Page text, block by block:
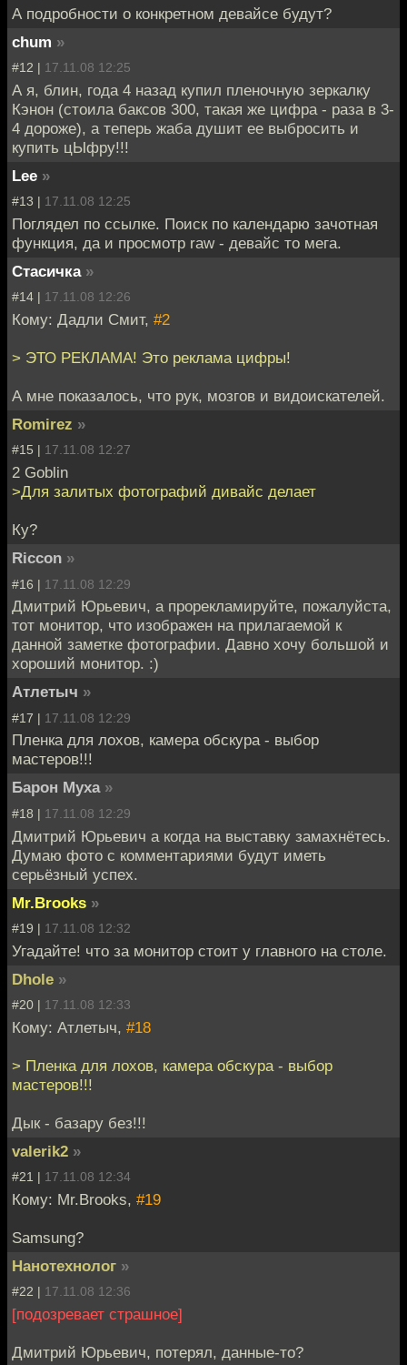
А подробности о конкретном девайсе будут?
chum »
#12 | 17.11.08 12:25
А я, блин, года 4 назад купил пленочную зеркалку
Кэнон (стоила баксов 300, такая же цифра - раза в 3-
4 дороже), а теперь жаба душит ее выбросить и
купить цЫфру!!!
Lee »
#13 | 17.11.08 12:25
Поглядел по ссылке. Поиск по календарю зачотная
функция, да и просмотр raw - девайс то мега.
Стасичка »
#14 | 17.11.08 12:26
Кому: Дадли Смит, #2
> ЭТО РЕКЛАМА! Это реклама цифры!
А мне показалось, что рук, мозгов и видоискателей.
Romirez »
#15 | 17.11.08 12:27
2 Goblin
>Для залитых фотографий дивайс делает
Ку?
Riccon »
#16 | 17.11.08 12:29
Дмитрий Юрьевич, а прорекламируйте, пожалуйста,
тот монитор, что изображен на прилагаемой к
данной заметке фотографии. Давно хочу большой и
хороший монитор. :)
Атлетыч »
#17 | 17.11.08 12:29
Пленка для лохов, камера обскура - выбор
мастеров!!!
Барон Муха »
#18 | 17.11.08 12:29
Дмитрий Юрьевич а когда на выставку замахнётесь.
Думаю фото с комментариями будут иметь
серьёзный успех.
Mr.Brooks »
#19 | 17.11.08 12:32
Угадайте! что за монитор стоит у главного на столе.
Dhole »
#20 | 17.11.08 12:33
Кому: Атлетыч, #18
> Пленка для лохов, камера обскура - выбор
мастеров!!!
Дык - базару без!!!
valerik2 »
#21 | 17.11.08 12:34
Кому: Mr.Brooks, #19
Samsung?
Нанотехнолог »
#22 | 17.11.08 12:36
[подозревает страшное]
Дмитрий Юрьевич, потерял, данные-то?